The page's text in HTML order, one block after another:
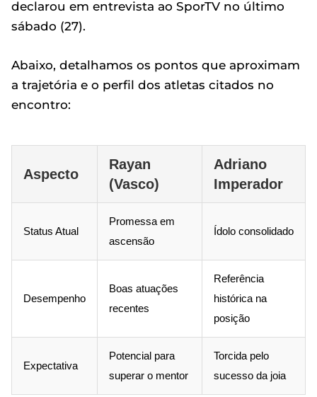
declarou em entrevista ao SporTV no último
sábado (27).
Abaixo, detalhamos os pontos que aproximam
a trajetória e o perfil dos atletas citados no
encontro:
Aspecto
Rayan
(Vasco)
Adriano
Imperador
Status Atual
Promessa em
ascensão
Ídolo consolidado
Desempenho
Boas atuações
recentes
Referência
histórica na
posição
Expectativa
Potencial para
superar o mentor
Torcida pelo
sucesso da joia